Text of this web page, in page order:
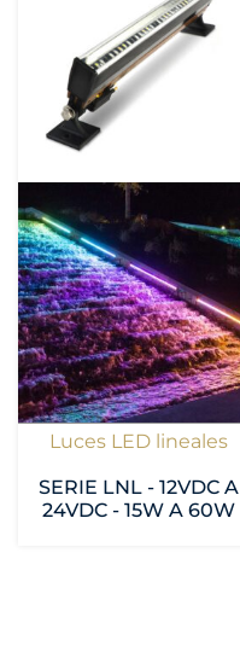
Luces LED lineales
SERIE LNL - 12VDC A
24VDC - 15W A 60W